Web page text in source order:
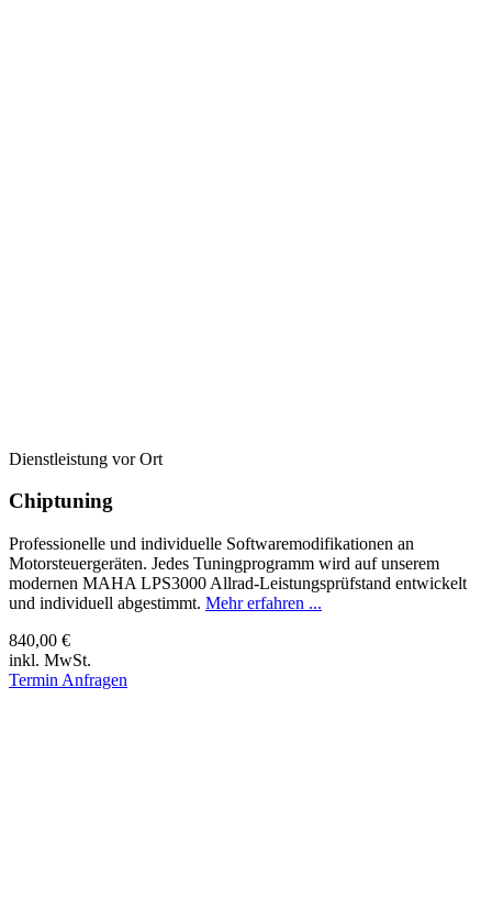
Dienstleistung vor Ort
Chiptuning
Professionelle und individuelle Softwaremodifikationen an
Motorsteuergeräten. Jedes Tuningprogramm wird auf unserem
modernen MAHA LPS3000 Allrad-Leistungsprüfstand entwickelt
und individuell abgestimmt. Mehr erfahren ...
840,00 €
inkl. MwSt.
Termin Anfragen